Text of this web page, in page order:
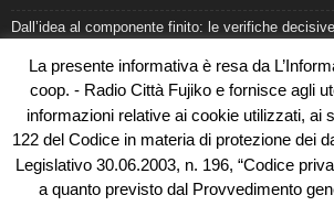
Dall’idea al componente finito: le verifiche
Belvedere Marittimo e il report ARPACAL 2026
Come organizzare e allestire una camera ardente
Umidità di risalita in casa, come riconoscere i
La presente informativa è resa da
coop. - Radio Città Fujiko e fornisce agli
informazioni relative ai cookie utilizzati, ai
122 del Codice in materia di protezione dei
Legislativo 30.06.2003, n. 196, “Codice
a quanto previsto dal Provvedimento